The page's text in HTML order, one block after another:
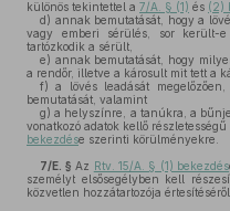
különös tekintettel a 7/A. § (1) és (2)
d) annak bemutatását, hogy a
vagy emberi sérülés, sor került-e
tartózkodik a sérült,
e) annak bemutatását, hogy
a rendőr, illetve a károsult mit tett a
f) a lövés leadását
bemutatását, valamint
g) a helyszínre, a tanúkra, a
vonatkozó adatok kellő
bekezdése szerinti körülményekre.
7/E. § Az Rtv. 15/A. § (1) bekezdés
személyt elsősegélyben kell
közvetlen hozzátartozója értesítéséről.